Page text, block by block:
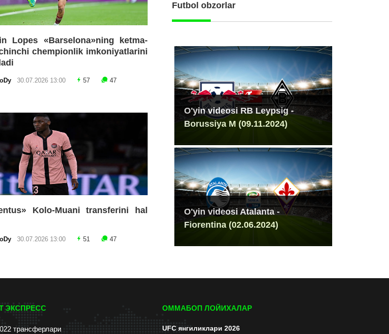
Lopes «Barselona»ning ketma-
chempionlik imkoniyatlarini
30.07.2026 13:00 57 47
Kolo-Muani transferini hal
30.07.2026 13:00 51 47
Futbol obzorlar
O'yin videosi RB Leypsig -
Borussiya M (09.11.2024)
O'yin videosi Atalanta -
Fiorentina (02.06.2024)
ЭКСПРЕСС
трансферлари
ОММАБОП ЛОЙИХАЛАР
UFC янгиликлари 2026